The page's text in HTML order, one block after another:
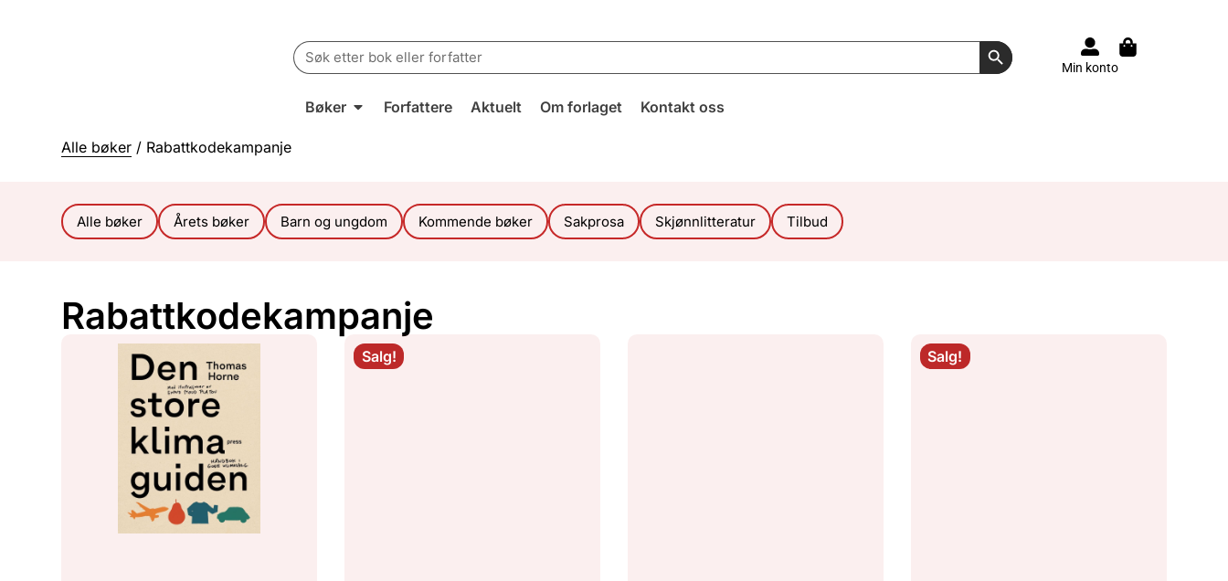
Search
for:
Search Button
Min konto
Bøker Forfattere Aktuelt Om forlaget Kontakt oss
Alle bøker / Rabattkodekampanje
Alle bøker Årets bøker Barn og ungdom Kommende bøker Sakprosa Skjønnlitteratur Tilbud
Rabattkodekampanje
Salg! Salg!